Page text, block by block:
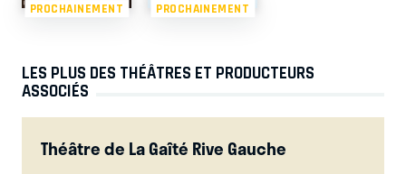
PROCHAINEMENT PROCHAINEMENT
LES PLUS DES THÉÂTRES ET PRODUCTEURS
ASSOCIÉS
Théâtre de La Gaîté Rive Gauche